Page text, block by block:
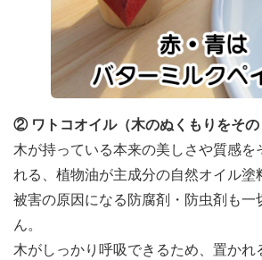
② ワトコオイル（木のぬくもりをその
木が持っている本来の美しさや質感を
れる、植物油が主成分の自然オイル
被害の原因になる防腐剤・防虫剤も一
ん。
木がしっかり呼吸できるため、置かれ